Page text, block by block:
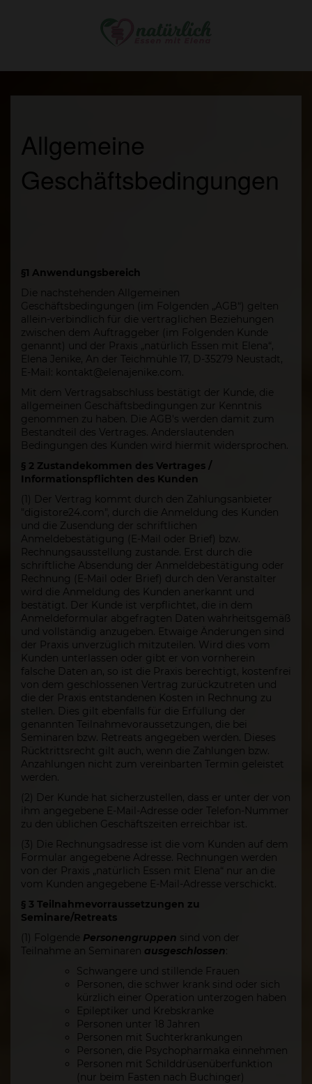
Allgemeine
Geschäftsbedingungen
§1 Anwendungsbereich
Die nachstehenden Allgemeinen
Geschäftsbedingungen (im Folgenden „AGB“) gelten
allein-verbindlich für die vertraglichen Beziehungen
zwischen dem Auftraggeber (im Folgenden Kunde
genannt) und der Praxis „natürlich Essen mit Elena“,
Elena Jenike, An der Teichmühle 17, D-35279 Neustadt,
E-Mail: kontakt@elenajenike.com.
Mit dem Vertragsabschluss bestätigt der Kunde, die
allgemeinen Geschäftsbedingungen zur Kenntnis
genommen zu haben. Die AGB's werden damit zum
Bestandteil des Vertrages. Anderslautenden
Bedingungen des Kunden wird hiermit widersprochen.
§ 2 Zustandekommen des Vertrages /
Informationspflichten des Kunden
(1) Der Vertrag kommt durch den Zahlungsanbieter
"digistore24.com", durch die Anmeldung des Kunden
und die Zusendung der schriftlichen
Anmeldebestätigung (E-Mail oder Brief) bzw.
Rechnungsausstellung zustande. Erst durch die
schriftliche Absendung der Anmeldebestätigung oder
Rechnung (E-Mail oder Brief) durch den Veranstalter
wird die Anmeldung des Kunden anerkannt und
bestätigt. Der Kunde ist verpflichtet, die in dem
Anmeldeformular abgefragten Daten wahrheitsgemäß
und vollständig anzugeben. Etwaige Änderungen sind
der Praxis unverzüglich mitzuteilen. Wird dies vom
Kunden unterlassen oder gibt er von vornherein
falsche Daten an, so ist die Praxis berechtigt, kostenfrei
von dem geschlossenen Vertrag zurückzutreten und
die der Praxis entstandenen Kosten in Rechnung zu
stellen. Dies gilt ebenfalls für die Erfüllung der
genannten Teilnahmevoraussetzungen, die bei
Seminaren bzw. Retreats angegeben werden. Dieses
Rücktrittsrecht gilt auch, wenn die Zahlungen bzw.
Anzahlungen nicht zum vereinbarten Termin geleistet
werden.
(2) Der Kunde hat sicherzustellen, dass er unter der von
ihm angegebene E-Mail-Adresse oder Telefon-Nummer
zu den üblichen Geschäftszeiten erreichbar ist.
(3) Die Rechnungsadresse ist die vom Kunden auf dem
Formular angegebene Adresse. Rechnungen werden
von der Praxis „natürlich Essen mit Elena“ nur an die
vom Kunden angegebene E-Mail-Adresse verschickt.
§ 3 Teilnahmevorraussetzungen zu
Seminare/Retreats
(1) Folgende Personengruppen sind von der
Teilnahme an Seminaren ausgeschlossen:
Schwangere und stillende Frauen
Personen, die schwer krank sind oder sich
kürzlich einer Operation unterzogen haben
Epileptiker und Krebskranke
Personen unter 18 Jahren
Personen mit Suchterkrankungen
Personen, die Psychopharmaka einnehmen
Personen mit Schilddrüsenüberfunktion
(nur beim Fasten nach Buchinger)